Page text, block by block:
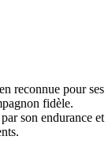
reconnue pour ses
fidèle.
son endurance et